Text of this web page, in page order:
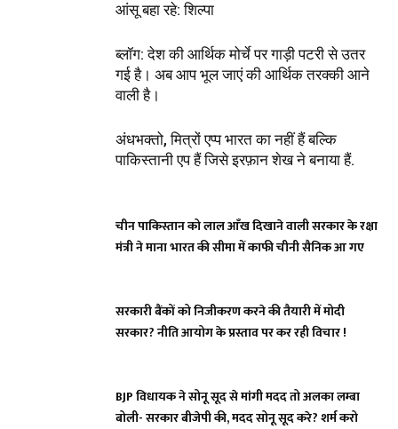
आंसू बहा रहे: शिल्पा
ब्लॉग: देश की आर्थिक मोर्चे पर गाड़ी पटरी से उतर
गई है। अब आप भूल जाएं की आर्थिक तरक्की आने
वाली है।
अंधभक्तो, मित्रों एप्प भारत का नहीं हैं बल्कि
पाकिस्तानी एप हैं जिसे इरफ़ान शेख ने बनाया हैं.
चीन पाकिस्तान को लाल आँख दिखाने वाली सरकार के रक्षा
मंत्री ने माना भारत की सीमा में काफी चीनी सैनिक आ गए
सरकारी बैंकों को निजीकरण करने की तैयारी में मोदी
सरकार? नीति आयोग के प्रस्ताव पर कर रही विचार !
BJP विधायक ने सोनू सूद से मांगी मदद तो अलका लम्बा
बोली- सरकार बीजेपी की, मदद सोनू सूद करे? शर्म करो